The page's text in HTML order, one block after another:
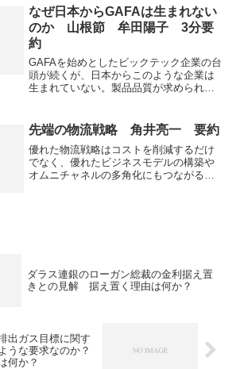
る。
なぜ日本からGAFAは生まれない
のか 山根節 牟田陽子 3分要
約
GAFAを始めとしたビックテック企業の台
頭が続くが、日本からこのような企業は
生まれていない。製品品質が求められた
GAFAが日本で生まれない大きな要因。な
ぜ日本からGAFAが生まれないのか、どう
すれば日本にチャンスがあるのかを知る
ことのできる本になています。
先端の物流戦略 角井亮一 要約
優れた物流戦略はコストを削減するだけ
でなく、優れたビジネスモデルの構築や
オムニチャネルの多角化にもつながるこ
ダラス連銀のローガン総裁の金利据え置
きとの見解 据え置く理由は何か？
出ガス目標に関す
な要求なのか？
何か？